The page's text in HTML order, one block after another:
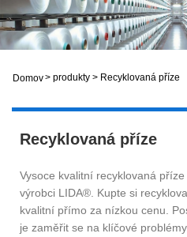
Domov> produkty > Recyklovaná příze
Recyklovaná příze
Vysoce kvalitní recyklovaná
výrobci LIDA®. Kupte si
kvalitní přímo za nízkou cenu.
je zaměřit se na klíčové